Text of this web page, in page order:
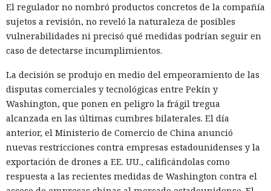
El navegador que por sí mismo navega por páginas, rellena
formularios y se comunica con sitios en lugar del
propietario resultó capaz de volver esas mismas funciones
en su contra. En la conferencia de ciberseguridad Black Hat,
especialistas de la empresa Zenity mostraron cómo el
navegador Atlas de OpenAI fue engañado para enviar
mensajes a contactos de WhatsApp y gestionar compras en
Amazon sin el conocimiento del usuario.
El regulador no nombró productos concretos de la compañía
sujetos a revisión, no reveló la naturaleza de posibles
vulnerabilidades ni precisó qué medidas podrían seguir en
caso de detectarse incumplimientos.
La decisión se produjo en medio del empeoramiento de las
disputas comerciales y tecnológicas entre Pekín y
Washington, que ponen en peligro la frágil tregua
alcanzada en las últimas cumbres bilaterales. El día
anterior, el Ministerio de Comercio de China anunció
nuevas restricciones contra empresas estadounidenses y la
exportación de drones a EE. UU., calificándolas como
respuesta a las recientes medidas de Washington contra el